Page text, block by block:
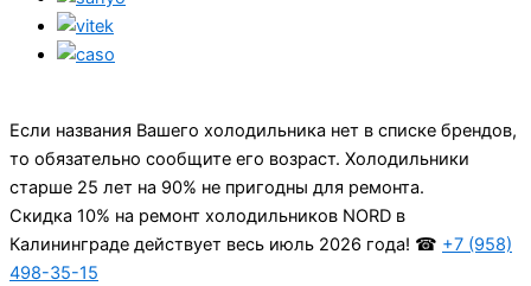
Если названия Вашего холодильника нет в списке брендов,
то обязательно сообщите его возраст. Холодильники
старше 25 лет на 90% не пригодны для ремонта.
Cкидка 10% на ремонт холодильников NORD в
Калининграде действует весь июль 2026 года! ☎ +7 (958)
498-35-15